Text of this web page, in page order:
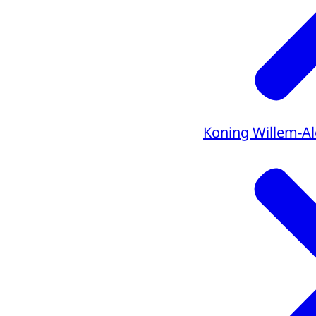
Koning Willem-